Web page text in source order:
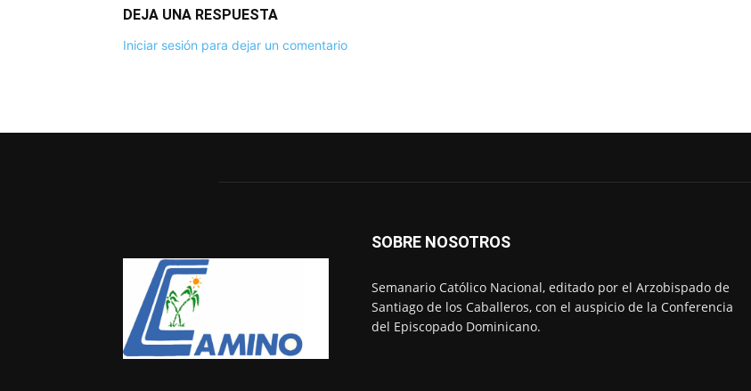
DEJA UNA RESPUESTA
Iniciar sesión para dejar un comentario
SOBRE NOSOTROS
Semanario Católico Nacional, editado por el Arzobispado de
Santiago de los Caballeros, con el auspicio de la Conferencia
del Episcopado Dominicano.